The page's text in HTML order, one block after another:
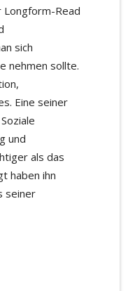
Longform-Read
sich
nehmen sollte.
Eine seiner
und
als das
haben ihn
seiner